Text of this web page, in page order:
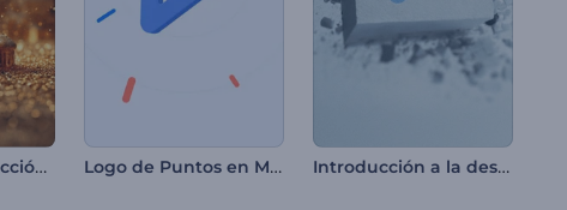
Brillante introducción al Ramadán Logo de Puntos en Movimiento Introducción a la destrucción de bloques de piedra